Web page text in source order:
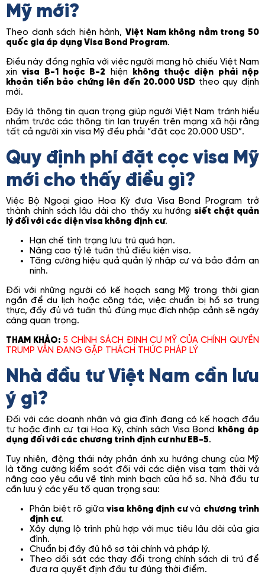
Mỹ mới?
Theo danh sách hiện hành, Việt Nam không nằm trong 50
quốc gia áp dụng Visa Bond Program.
Điều này đồng nghĩa với việc người mang hộ chiếu Việt Nam
xinvisa B-1 hoặc B-2 hiện
không thuộc diện phải nộp
khoản tiền bảo chứng lên đến 20.000 USD theo quy định
mới.
Đây là thông tin quan trọng giúp người Việt Nam tránh hiểu
nhầm trước các thông tin lan truyền trên mạng xã hội rằng
tất cả người xin visa Mỹ đều phải “đặt cọc 20.000 USD”.
Quy định phí đặt cọc visa Mỹ
mới cho thấy điều gì?
Việc Bộ Ngoại giao Hoa Kỳ đưa Visa Bond Program trở
thành chính sách lâu dài cho thấy xu hướng siết chặt quản
lý đối với các diện visa không định cư.
Hạn chế tình trạng lưu trú quá hạn.
Nâng cao tỷ lệ tuân thủ điều kiện visa.
Tăng cường hiệu quả quản lý nhập cư và bảo đảm an
ninh.
Đối với những người có kế hoạch sang Mỹ trong thời gian
ngắn để du lịch hoặc công tác, việc chuẩn bị hồ sơ trung
thực, đầy đủ và tuân thủ đúng mục đích nhập cảnh sẽ ngày
càng quan trọng.
THAM KHẢO: 5 CHÍNH SÁCH ĐỊNH CƯ MỸ CỦA CHÍNH QUYỀN
TRUMP VẪN ĐANG GẶP THÁCH THỨC PHÁP LÝ
Nhà đầu tư Việt Nam cần lưu
ý gì?
Đối với các doanh nhân và gia đình đang có kế hoạch đầu
tư hoặc định cư tại Hoa Kỳ, chính sách Visa Bond
không áp
dụng đối với các chương trình định cư như EB-5.
Tuy nhiên, động thái này phản ánh xu hướng chung của Mỹ
là tăng cường kiểm soát đối với các diện visa tạm thời và
nâng cao yêu cầu về tính minh bạch của hồ sơ. Nhà đầu tư
cần lưu ý các yếu tố quan trọng sau:
Phân biệt rõ giữa visa không định cưvà chương trình
định cư.
Xây dựng lộ trình phù hợp với mục tiêu lâu dài của gia
đình.
Chuẩn bị đầy đủ hồ sơ tài chính và pháp lý.
Theo dõi sát các thay đổi trong chính sách di trú để
đưa ra quyết định đầu tư đúng thời điểm.